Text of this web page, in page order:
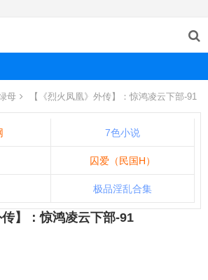
母 【《烈火凤凰》外传】：惊鸿凌云下部-91
7色小说
囚爱（民国H）
极品淫乱合集
传】：惊鸿凌云下部-91